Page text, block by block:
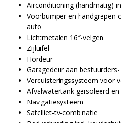
Airconditioning (handmatig)
Voorbumper en handgrepen
auto
Lichtmetalen 16″-velgen
Zijluifel
Hordeur
Garagedeur aan
Verduisteringssysteem voor
Afvalwatertank geïsoleerd en
Navigatiesysteem
Satelliet-tv-combinatie